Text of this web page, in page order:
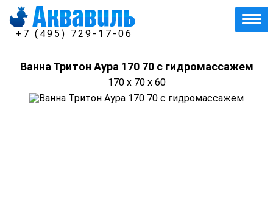
+7 (495) 729-17-06
Ванна Тритон Аура 170 70 с гидромассажем
170 x 70 x 60